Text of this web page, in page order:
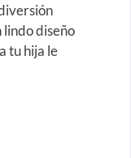
lindo diseño
tu hija le